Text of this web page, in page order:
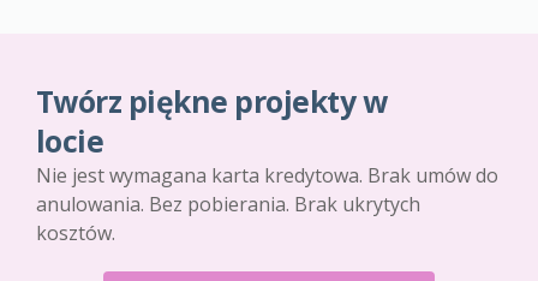
Twórz piękne projekty w
locie
Nie jest wymagana karta kredytowa. Brak umów do
anulowania. Bez pobierania. Brak ukrytych
kosztów.